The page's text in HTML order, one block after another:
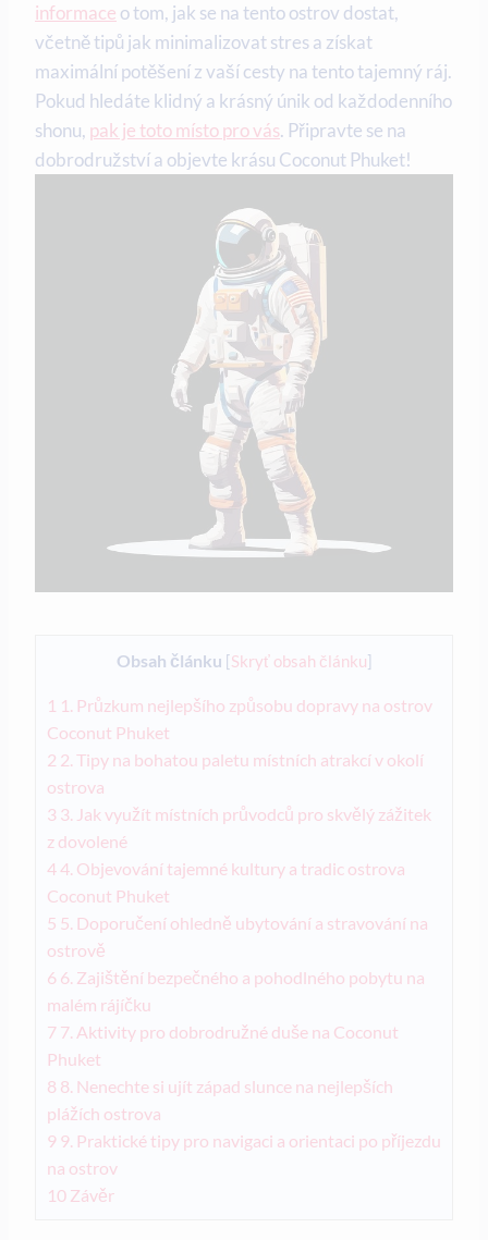
informace o tom, jak se⁣ na tento⁢ ostrov dostat,
včetně tipů ⁢jak minimalizovat stres a získat
maximální potěšení z ‌vaší cesty na tento ‍tajemný⁢ ráj.
Pokud hledáte klidný a krásný únik od každodenního
shonu, pak je toto místo pro vás. Připravte se na⁣
dobrodružství a objevte krásu Coconut Phuket!
Obsah článku [Skryť obsah článku]
1 1. Průzkum nejlepšího způsobu dopravy na ostrov
Coconut ‍Phuket
2 2.​ Tipy na ‍bohatou paletu místních atrakcí​ v ‌okolí
ostrova
3 3.‌ Jak ​využít místních průvodců‌ pro​ skvělý​ zážitek
z dovolené
4 4. Objevování tajemné kultury a tradic ostrova
Coconut ‌Phuket
5 5. Doporučení ohledně ubytování a stravování na
ostrově
6 6. Zajištění bezpečného a pohodlného pobytu na
‌malém rájíčku
7 7. Aktivity pro dobrodružné duše ​na Coconut
Phuket
8 8. Nenechte⁢ si ujít ⁢západ slunce ‍na nejlepších
plážích ostrova
9 9. Praktické‍ tipy pro navigaci ‌a orientaci po⁤ příjezdu
na ostrov
10 Závěr